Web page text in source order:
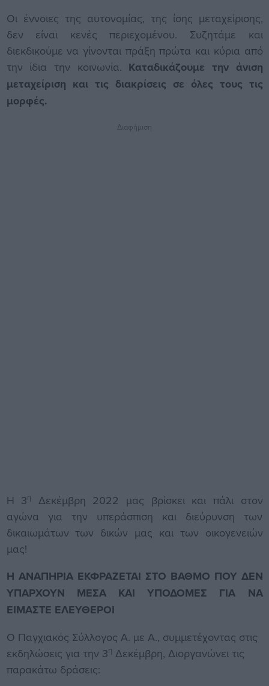
Οι έννοιες της αυτονομίας, της ίσης μεταχείρισης,
δεν είναι κενές περιεχομένου. Συζητάμε και
διεκδικούμε να γίνονται πράξη πρώτα και κύρια από
την ίδια την κοινωνία. Καταδικάζουμε την άνιση
μεταχείριση και τις διακρίσεις σε όλες τους τις
μορφές.
Διαφήμιση
Η 3η
Δεκέμβρη 2022 μας βρίσκει και πάλι στον
αγώνα για την υπεράσπιση και διεύρυνση των
δικαιωμάτων των δικών μας και των οικογενειών
μας!
Η ΑΝΑΠΗΡΙΑ ΕΚΦΡΑΖΕΤΑΙ ΣΤΟ ΒΑΘΜΟ ΠΟΥ ΔΕΝ
ΥΠΑΡΧΟΥΝ ΜΕΣΑ ΚΑΙ ΥΠΟΔΟΜΕΣ ΓΙΑ ΝΑ
ΕΙΜΑΣΤΕ ΕΛΕΥΘΕΡΟΙ
Ο Παγχιακός Σύλλογος Α. με Α., συμμετέχοντας στις
εκδηλώσεις για την 3η Δεκέμβρη, Διοργανώνει τις
παρακάτω δράσεις: